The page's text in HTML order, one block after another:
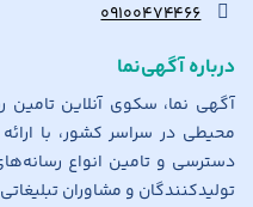
۰۹۱۰۰۴۷۴۴۶۶
درباره آگهی‌نما
آگهی نما، سکوی آنلاین
محیطی در سراسر کشور، با
دسترسی و تامین انواع
تولیدکنندگان و مشاوران